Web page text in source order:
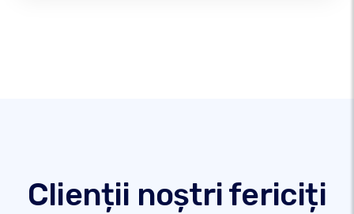
Clienții noștri fericiți